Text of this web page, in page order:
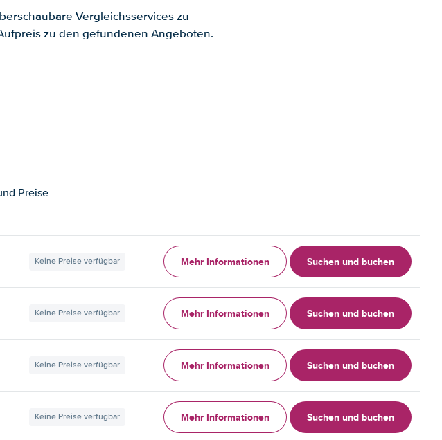
Vergleichsservices zu
zu den gefundenen Angeboten.
Preise
Keine Preise verfügbar Mehr Informationen Suchen und buchen
Keine Preise verfügbar Mehr Informationen Suchen und buchen
Keine Preise verfügbar Mehr Informationen Suchen und buchen
Keine Preise verfügbar Mehr Informationen Suchen und buchen